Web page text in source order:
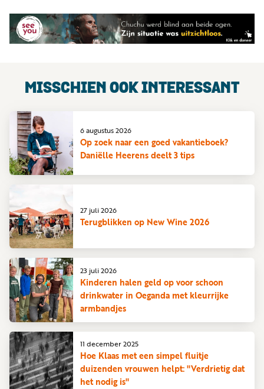
MISSCHIEN OOK INTERESSANT
Op zoek naar een goed vakantieboek?
Daniëlle Heerens deelt 3 tips
6 augustus 2026
Terugblikken op New Wine 2026
27 juli 2026
Kinderen halen geld op voor schoon
drinkwater in Oeganda met kleurrijke
armbandjes
23 juli 2026
Hoe Klaas met een simpel fluitje
duizenden vrouwen helpt: "Verdrietig dat
het nodig is"
11 december 2025